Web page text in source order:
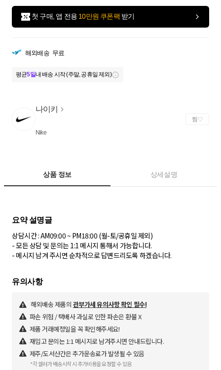
첫 구매, 앱 전용 10만원 쿠폰팩 받기
해외배송 무료
평균5일내 배송 시작 (주말, 공휴일 제외)
나이키
Nike
찜
상품 정보 상세설명
요약 설명글
상담시간 : AM09:00 ~ PM18:00 (월-토/공휴일 제외)
- 모든 상담 및 문의는 1:1 메시지 통해서 가능합니다.
- 메시지 남겨 주시면 순차적으로 답변드리도록 하겠습니다.
유의사항
해외배송 제품의 관부가세 유의사항 확인 필수!
파손 위험 / 택배사 과실로 인한 파손은 환불 X
제품 거래예정일을 꼭 확인해주세요!
재입고 문의는 1:1 메시지로 남겨주시면 안내드립니다.
제주/도서산간은 추가운송료가 발생될 수 있음
*각 셀러가 배송시작 시 추가비용을 요청할 수 있음